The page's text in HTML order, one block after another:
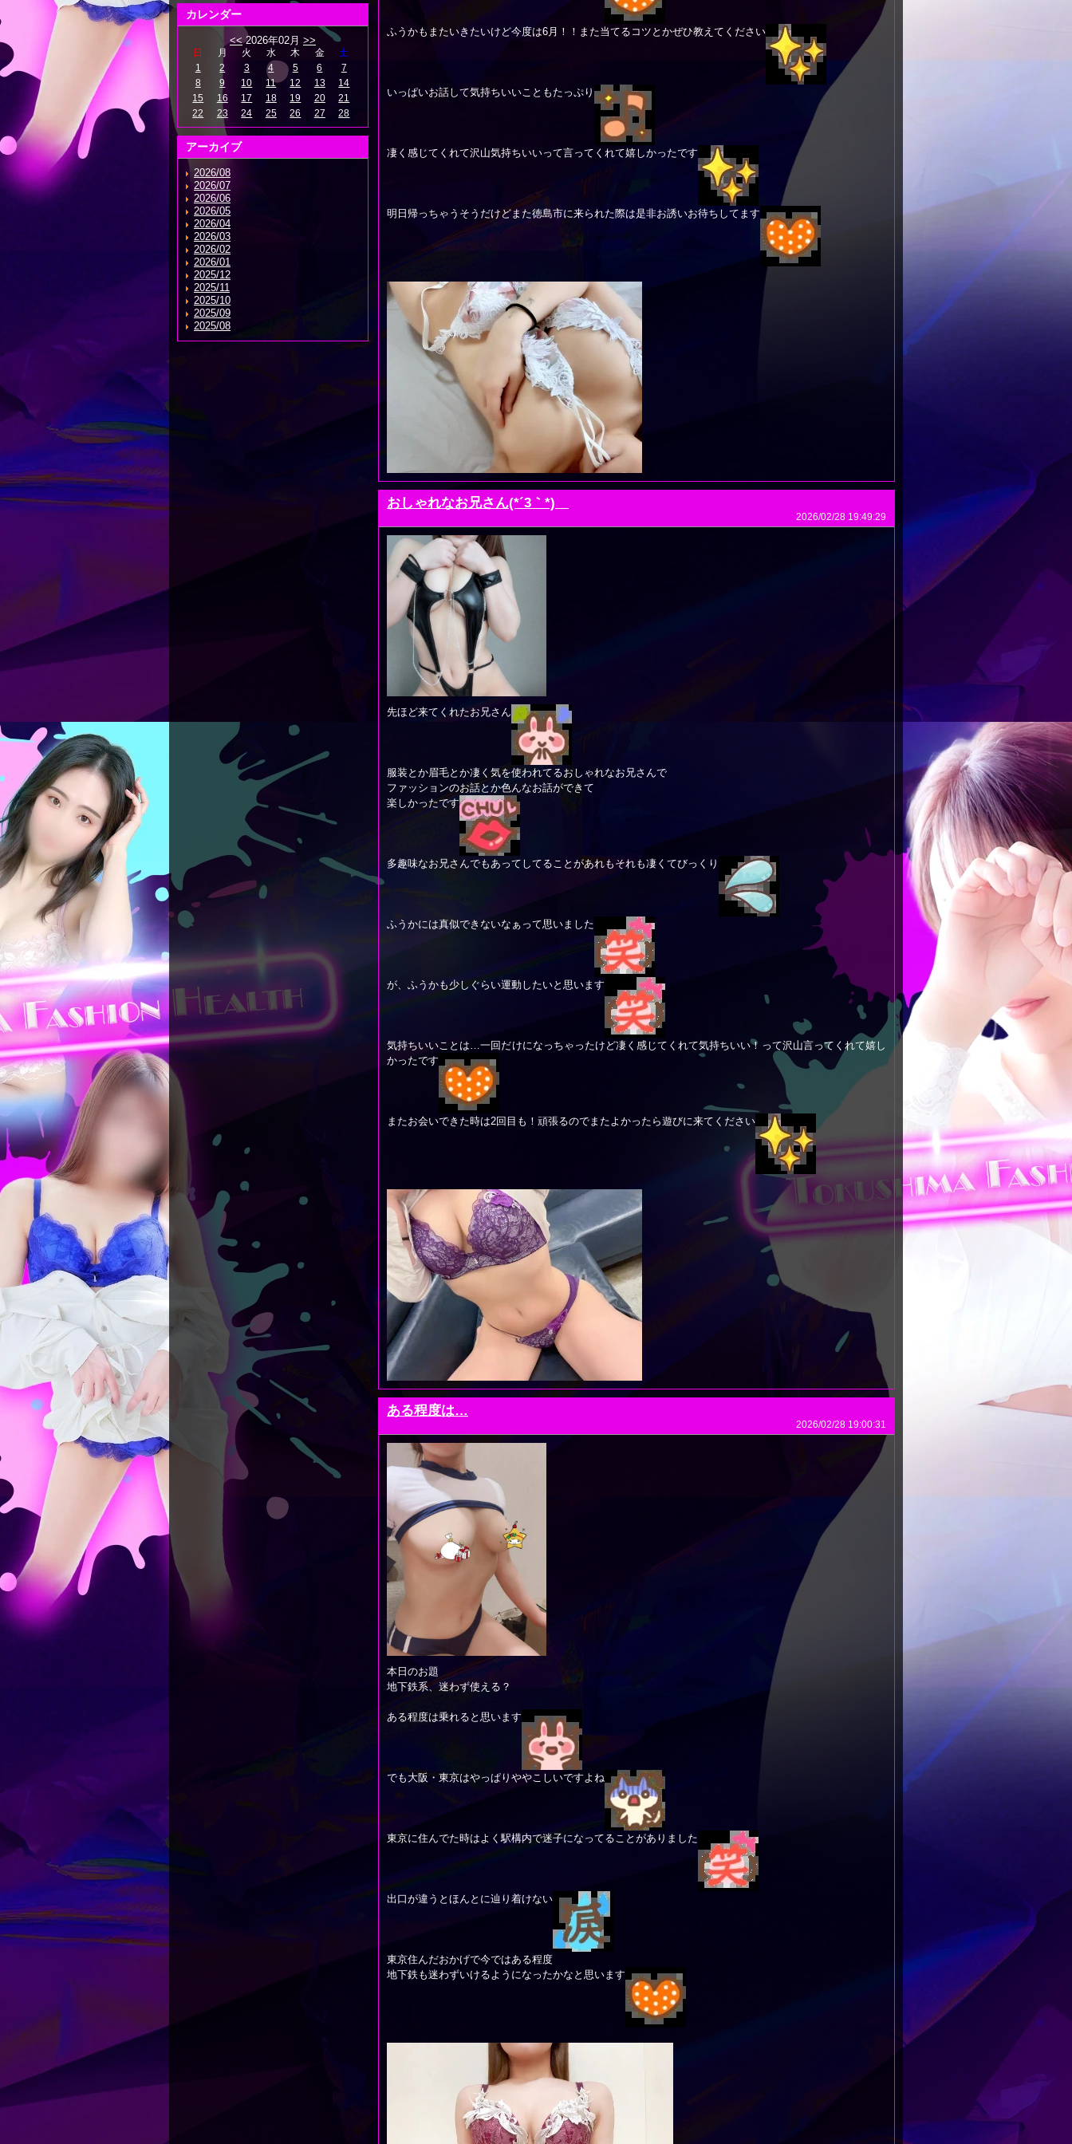
カレンダー
<< 2026年02月 >>
日 月 火 水 木 金
土
1
2 3 4 5 6
7
8
9 10 11 12 13
14
15
16 17 18 19 20
21
22
23 24 25 26 27 28
アーカイブ
2026/08
2026/07
2026/06
2026/05
2026/04
2026/03
2026/02
2026/01
2025/12
2025/11
2025/10
2025/09
2025/08
ふうかもまたいきたいけど今度は6月！！また当てるコツとかぜひ教えてください
いっぱいお話して気持ちいいこともたっぷり
凄く感じてくれて沢山気持ちいいって言ってくれて嬉しかったです
明日帰っちゃうそうだけどまた徳島市に来られた際は是非お誘いお待ちしてます
おしゃれなお兄さん(*´3｀*)ゞ
2026/02/28 19:49:29
先ほど来てくれたお兄さん
服装とか眉毛とか凄く気を使われてるおしゃれなお兄さんで
ファッションのお話とか色んなお話ができて
楽しかったです
多趣味なお兄さんでもあってしてることがあれもそれも凄くてびっくり
ふうかには真似できないなぁって思いました
が、ふうかも少しぐらい運動したいと思います
気持ちいいことは…一回だけになっちゃったけど凄く感じてくれて気持ちいい！って沢山言ってくれて嬉し
かったです
またお会いできた時は2回目も！頑張るのでまたよかったら遊びに来てください
ある程度は…
2026/02/28 19:00:31
本日のお題
地下鉄系、迷わず使える？
ある程度は乗れると思います
でも大阪・東京はやっぱりややこしいですよね
東京に住んでた時はよく駅構内で迷子になってることがありました
出口が違うとほんとに辿り着けない
東京住んだおかげで今ではある程度
地下鉄も迷わずいけるようになったかなと思います